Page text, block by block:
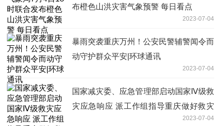
布橙色山洪灾害气象预警 每日看点
2023-07-04
暴雨突袭重庆万州！公安民警辅警闻令而
动守护群众平安|环球通讯
2023-07-04
国家减灾委、应急管理部启动国家Ⅳ级救
灾应急响应 派工作组指导重庆做好救灾
2023-07-04